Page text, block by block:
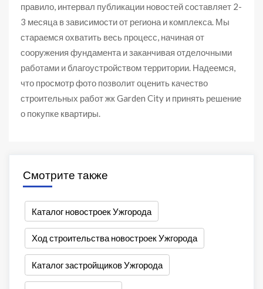
правило, интервал публикации новостей составляет 2-
3 месяца в зависимости от региона и комплекса. Мы
стараемся охватить весь процесс, начиная от
сооружения фундамента и заканчивая отделочными
работами и благоустройством территории. Надеемся,
что просмотр фото позволит оценить качество
строительных работ жк Garden City и принять решение
о покупке квартиры.
Смотрите также
Каталог новостроек Ужгорода
Ход строительства новостроек Ужгорода
Каталог застройщиков Ужгорода